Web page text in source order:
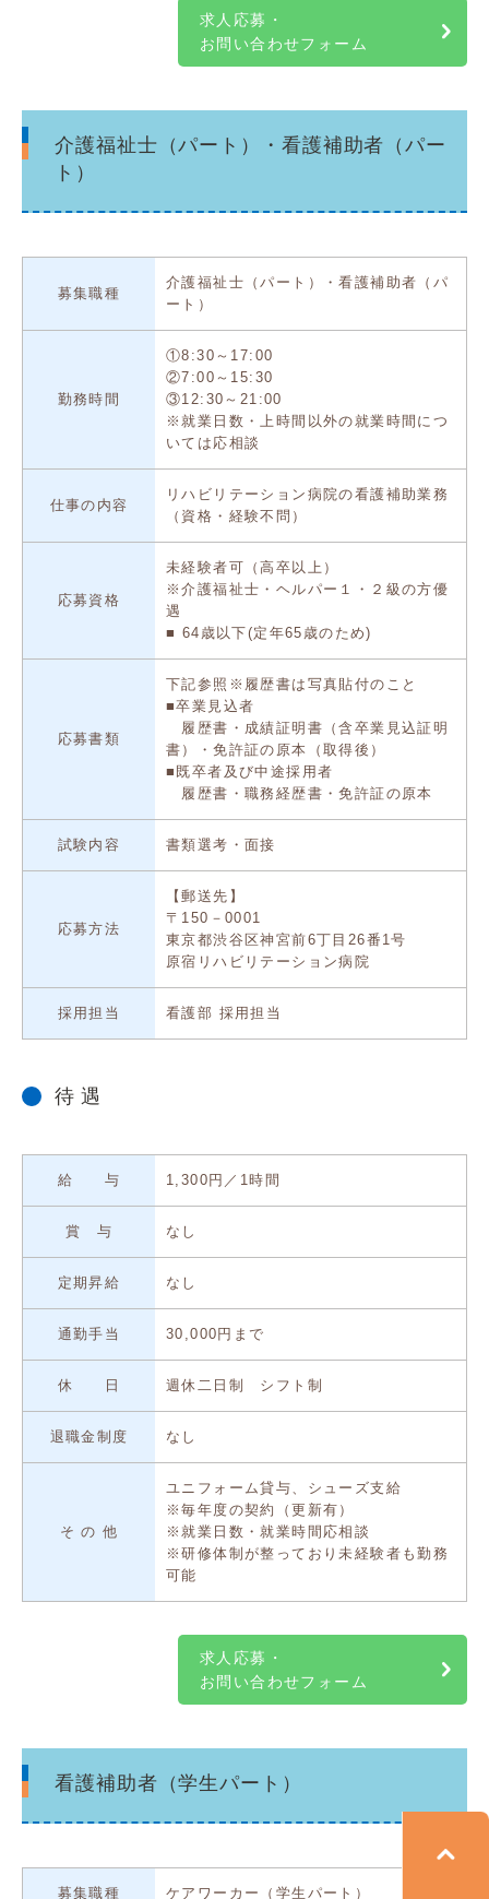
求人応募・
お問い合わせフォーム
介護福祉士（パート）・看護補助者（パー
ト）
募集職種
介護福祉士（パート）・看護補助者（パ
ート）
勤務時間
①8:30～17:00
②7:00～15:30
③12:30～21:00
※就業日数・上時間以外の就業時間につ
いては応相談
仕事の内容
リハビリテーション病院の看護補助業務
（資格・経験不問）
応募資格
未経験者可（高卒以上）
※介護福祉士・ヘルパー１・２級の方優
遇
■ 64歳以下(定年65歳のため)
応募書類
下記参照※履歴書は写真貼付のこと
■卒業見込者
履歴書・成績証明書（含卒業見込証明
書）・免許証の原本（取得後）
■既卒者及び中途採用者
履歴書・職務経歴書・免許証の原本
試験内容 書類選考・面接
応募方法
【郵送先】
〒150－0001
東京都渋谷区神宮前6丁目26番1号
原宿リハビリテーション病院
採用担当 看護部 採用担当
待 遇
給 与 1,300円／1時間
賞 与 なし
定期昇給 なし
通勤手当 30,000円まで
休 日 週休二日制 シフト制
退職金制度 なし
そ の 他
ユニフォーム貸与、シューズ支給
※毎年度の契約（更新有）
※就業日数・就業時間応相談
※研修体制が整っており未経験者も勤務
可能
求人応募・
お問い合わせフォーム
看護補助者（学生パート）
募集職種 ケアワーカー（学生パート）